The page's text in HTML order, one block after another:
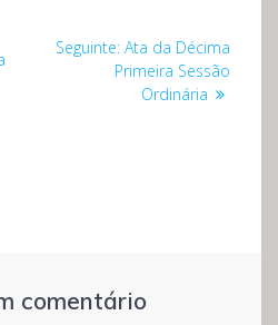
Seguinte: Post
seguinte:
Ata da Décima
Primeira Sessão
Ordinária
comentário